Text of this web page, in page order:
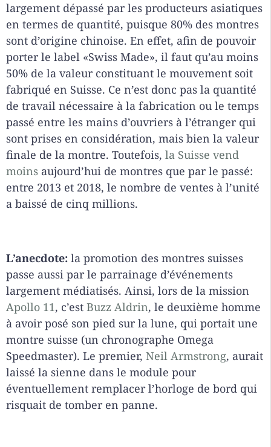
largement dépassé par les producteurs asiatiques
en termes de quantité, puisque 80% des montres
sont d’origine chinoise. En effet, afin de pouvoir
porter le label «Swiss Made», il faut qu’au moins
50% de la valeur constituant le mouvement soit
fabriqué en Suisse. Ce n’est donc pas la quantité
de travail nécessaire à la fabrication ou le temps
passé entre les mains d’ouvriers à l’étranger qui
sont prises en considération, mais bien la valeur
finale de la montre. Toutefois, la Suisse vend
moins aujourd’hui de montres que par le passé:
entre 2013 et 2018, le nombre de ventes à l’unité
a baissé de cinq millions.
L’anecdote: la promotion des montres suisses
passe aussi par le parrainage d’événements
largement médiatisés. Ainsi, lors de la mission
Apollo 11, c’est Buzz Aldrin, le deuxième homme
à avoir posé son pied sur la lune, qui portait une
montre suisse (un chronographe Omega
Speedmaster). Le premier, Neil Armstrong, aurait
laissé la sienne dans le module pour
éventuellement remplacer l’horloge de bord qui
risquait de tomber en panne.